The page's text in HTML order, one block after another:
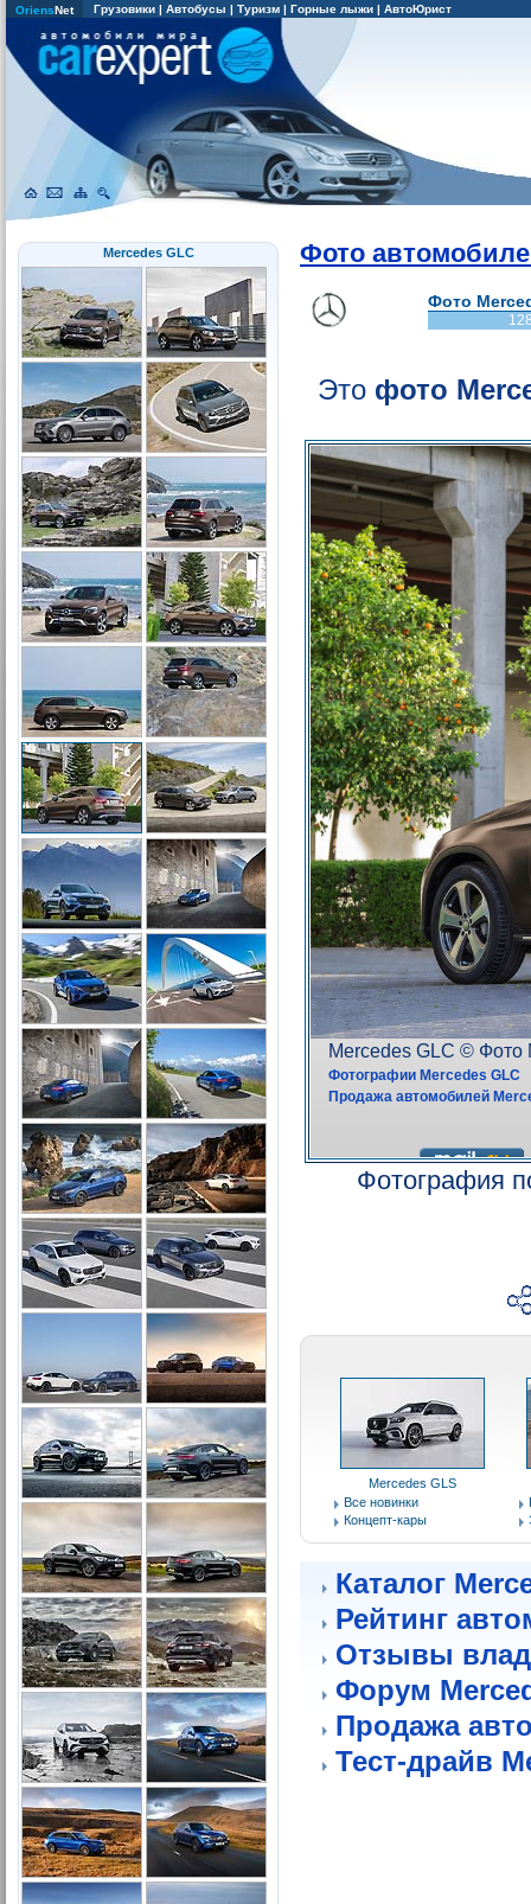
OriensNet Грузовики | Автобусы | Туризм | Горные лыжи | АвтоЮрист
Mercedes GLC Фото
Фото
Это фото
Фотография
Mercedes GLS
Все новинки
Концепт-кары
Каталог
Рейтинг
Отзывы
Форум
Продажа
Тест-драйв